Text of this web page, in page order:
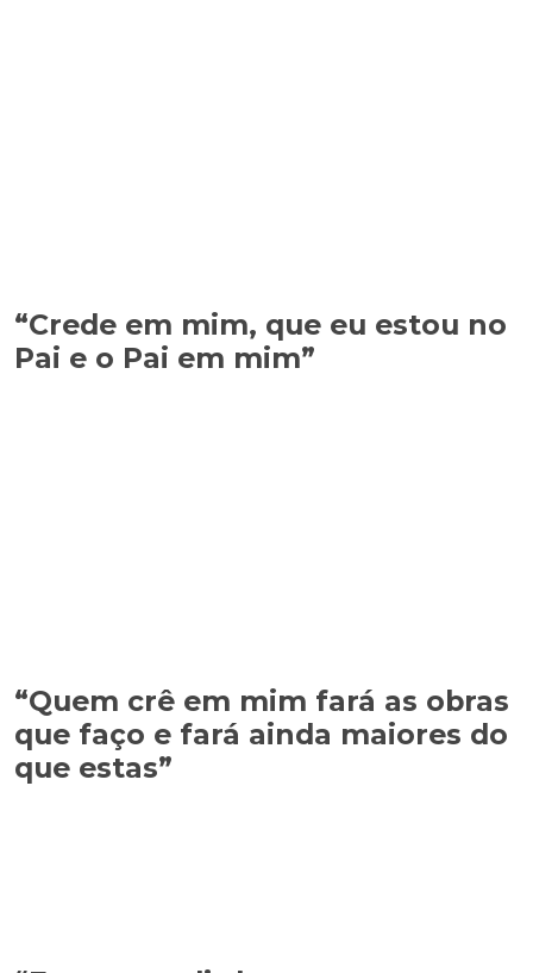
“Crede em mim, que eu estou no
Pai e o Pai em mim”
“Quem crê em mim fará as obras
que faço e fará ainda maiores do
que estas”